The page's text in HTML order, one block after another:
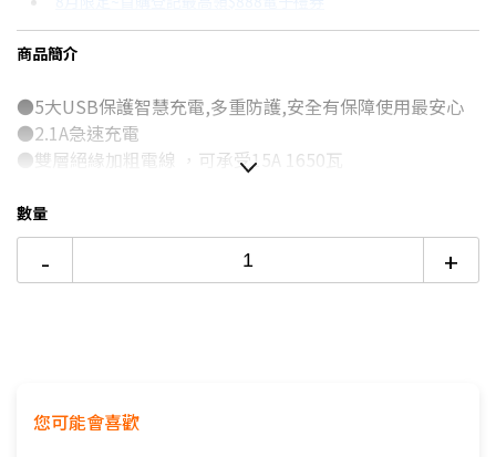
12期
24期
$31
$15
18家銀行/業者
18家銀行/業者
台灣大哥大Open Possible聯名卡滿額最高回饋25%
商品簡介
●5大USB保護智慧充電,多重防護,安全有保障使用最安心
●2.1A急速充電
●雙層絕緣加粗電線 ，可承受15A 1650瓦
●5000次插拔認證不易鬆脫
●過載自動斷電設計,安全再升級
●本產品已投保5000萬產品責任險，使用有保障
●可充可插,可同時使用最方便,插座粉彩配色,好看又好用
數量
- +
您可能會喜歡